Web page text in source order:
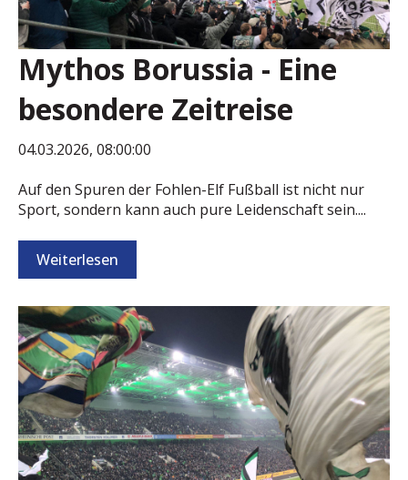
Mythos Borussia - Eine
besondere Zeitreise
04.03.2026, 08:00:00
Auf den Spuren der Fohlen-Elf Fußball ist nicht nur
Sport, sondern kann auch pure Leidenschaft sein....
Weiterlesen